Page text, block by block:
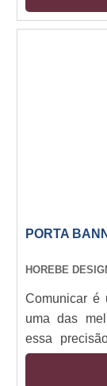
qualquer
O display foi
Onde estes
PORTA
HOREBE
Comunicar é
uma das
essa
sem
(pregos,